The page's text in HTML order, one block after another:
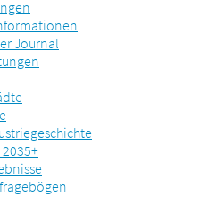
Journal